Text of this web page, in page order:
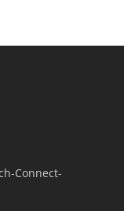
Connect-